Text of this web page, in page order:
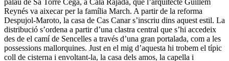
Reynés va aixecar per la família March. A partir de la reforma
Despujol-Maroto, la casa de Cas Canar s’inscriu dins aquest estil. La
distribució s’ordena a partir d’una clastra central que s’hi accedeix
des de el camí de Sencelles a través d’una gran portalada, com a les
possessions mallorquines. Just en el mig d’aquesta hi trobem el típic
coll de cisterna i envoltant-la, la casa dels amos, la capella i